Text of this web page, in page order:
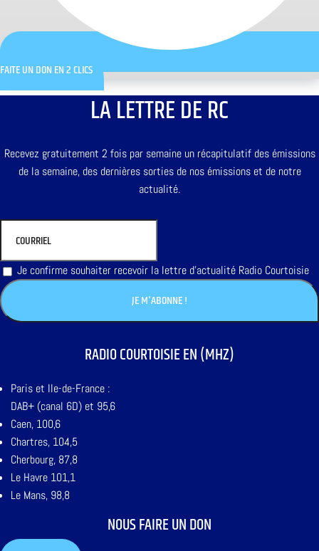
FAITE UN DON EN 2 CLICS
LA LETTRE DE RC
Recevez gratuitement 2 fois par semaine un récapitulatif des émissions
de la semaine, des dernières sorties de nos émissions et de notre
actualité.
Je confirme souhaiter recevoir la lettre d'actualité Radio Courtoisie
RADIO COURTOISIE EN (MHZ)
Paris et Ile-de-France :
DAB+ (canal 6D) et 95,6
Caen, 100,6
Chartres, 104,5
Cherbourg, 87,8
Le Havre 101,1
Le Mans, 98,8
NOUS FAIRE UN DON